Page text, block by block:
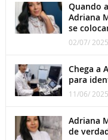
Quando
Adriana
se
02/07/ 2025
Chega a
para
11/06/ 2025
Adriana
de